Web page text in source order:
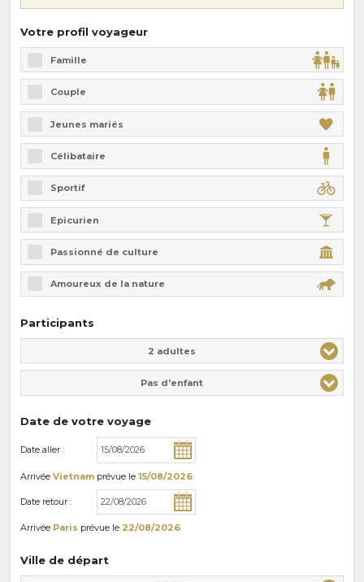
Votre profil voyageur
Famille
Couple
Jeunes mariés
Célibataire
Sportif
Epicurien
Passionné de culture
Amoureux de la nature
Participants
2 adultes
Pas d'enfant
Date de votre voyage
Date aller :
Arrivée Vietnam prévue le 15/08/2026
Date retour :
Arrivée Paris prévue le 22/08/2026
Ville de départ